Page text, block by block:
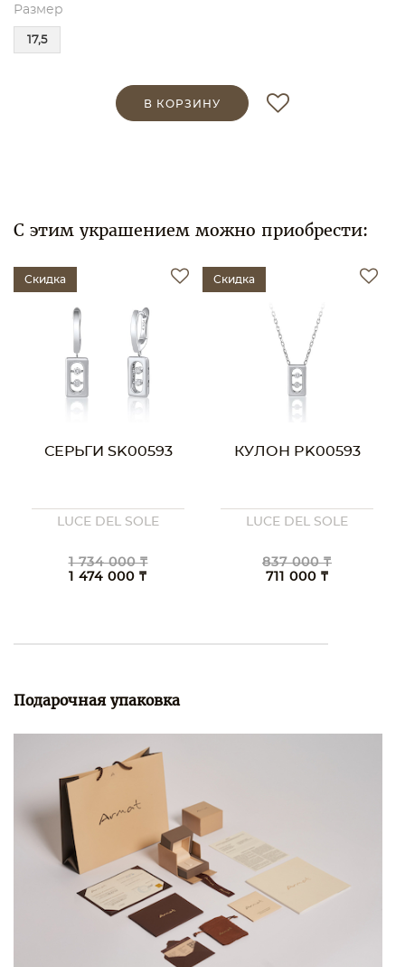
Размер
17,5
В КОРЗИНУ
С этим украшением можно приобрести:
Скидка
СЕРЬГИ SK00593
LUCE DEL SOLE
1 734 000 ₸
1 474 000 ₸
Скидка
КУЛОН PK00593
LUCE DEL SOLE
837 000 ₸
711 000 ₸
Подарочная упаковка